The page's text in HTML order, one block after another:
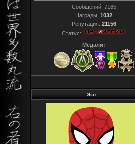
Сообщений: 7165
Награды: 1032
Репутация: 21156
Статус:
Медали:
Эко